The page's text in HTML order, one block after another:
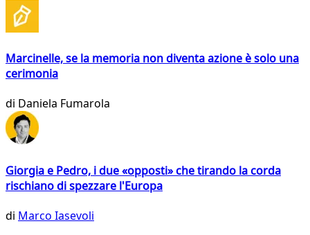
Marcinelle, se la memoria non diventa azione è solo una
cerimonia
di Daniela Fumarola
Giorgia e Pedro, i due «opposti» che tirando la corda
rischiano di spezzare l'Europa
di Marco Iasevoli